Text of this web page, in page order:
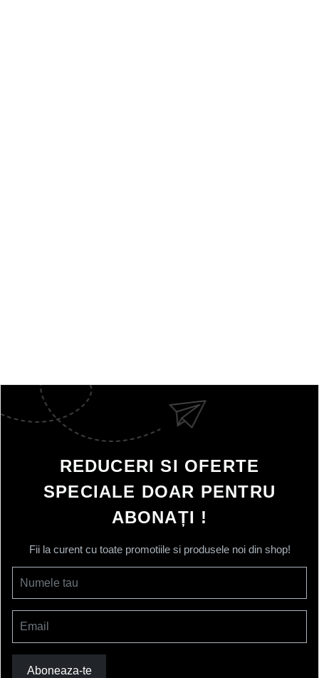
REDUCERI SI OFERTE
SPECIALE DOAR PENTRU
ABONAȚI !
Fii la curent cu toate promotiile si produsele noi din shop!
Numele tau
Email
Aboneaza-te